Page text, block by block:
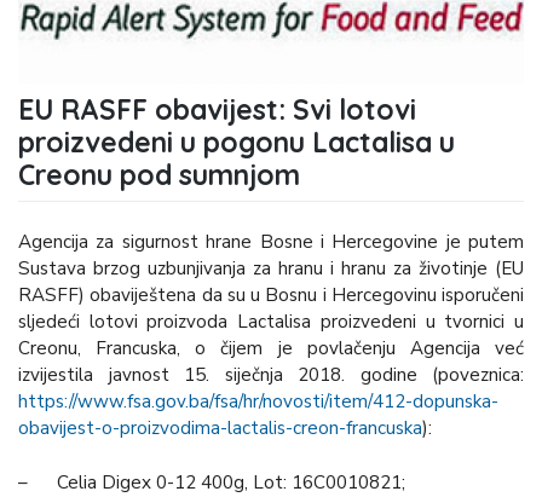
EU RASFF obavijest: Svi lotovi
proizvedeni u pogonu Lactalisa u
Creonu pod sumnjom
Agencija za sigurnost hrane Bosne i Hercegovine je putem
Sustava brzog uzbunjivanja za hranu i hranu za životinje (EU
RASFF) obaviještena da su u Bosnu i Hercegovinu isporučeni
sljedeći lotovi proizvoda Lactalisa proizvedeni u tvornici u
Creonu, Francuska, o čijem je povlačenju Agencija već
izvijestila javnost 15. siječnja 2018. godine (poveznica:
https://www.fsa.gov.ba/fsa/hr/novosti/item/412-dopunska-
obavijest-o-proizvodima-lactalis-creon-francuska):
– Celia Digex 0-12 400g, Lot: 16C0010821;